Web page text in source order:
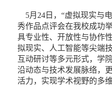
5月24日，“虚拟现实与
秀作品点评会在我校成功
具专业性、开放性与协作
拟现实、人工智能等尖端
互动研讨等多元形式，学
沿动态与技术发展脉络，
活力，实现学术视野的多